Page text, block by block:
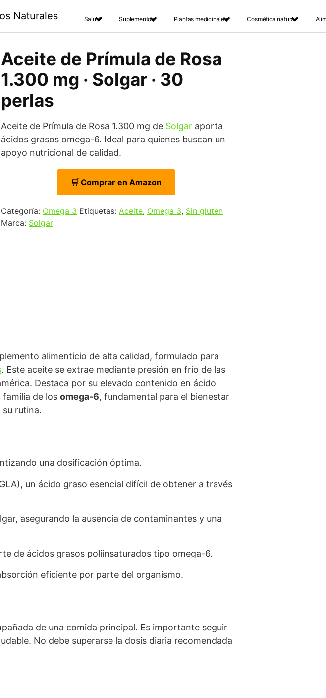
Naturales Salud Suplementos Plantas medicinales Cosmética natural
Aceite de Prímula de Rosa
1.300 mg · Solgar · 30
perlas
Aceite de Prímula de Rosa 1.300 mg de Solgar aporta
ácidos grasos omega-6. Ideal para quienes buscan un
apoyo nutricional de calidad.
🛒 Comprar en Amazon
Categoría: Omega 3 Etiquetas: Aceite, Omega 3, Sin gluten
Marca: Solgar
alimenticio de alta calidad, formulado para
. Este aceite se extrae mediante presión en frío de las
Destaca por su elevado contenido en ácido
de los omega-6, fundamental para el bienestar
su rutina.
una dosificación óptima.
un ácido graso esencial difícil de obtener a través
asegurando la ausencia de contaminantes y una
de ácidos grasos poliinsaturados tipo omega-6.
eficiente por parte del organismo.
de una comida principal. Es importante seguir
No debe superarse la dosis diaria recomendada